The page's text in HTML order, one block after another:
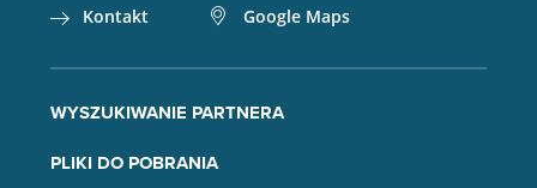
Kontakt
Google Maps
WYSZUKIWANIE PARTNERA
PLIKI DO POBRANIA